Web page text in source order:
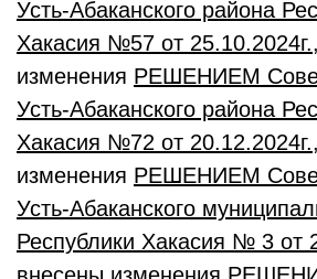
Усть-Абаканского района
Хакасия №57 от 25.10.2024г.
изменения РЕШЕНИЕМ
Усть-Абаканского района
Хакасия №72 от 20.12.2024г.
изменения РЕШЕНИЕМ
Усть-Абаканского
Республики Хакасия № 3 от